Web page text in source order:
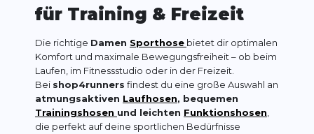
für Training & Freizeit
Die richtige Damen Sporthose bietet dir optimalen
Komfort und maximale Bewegungsfreiheit – ob beim
Laufen, im Fitnessstudio oder in der Freizeit.
Bei shop4runners findest du eine große Auswahl an
atmungsaktiven Laufhosen, bequemen
Trainingshosen und leichten Funktionshosen
die perfekt auf deine sportlichen Bedürfnisse